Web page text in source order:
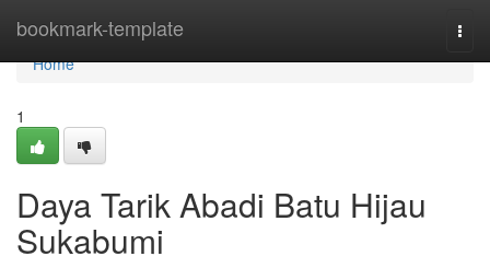
bookmark-template
Home
Home
1
Daya Tarik Abadi Batu Hijau
Sukabumi